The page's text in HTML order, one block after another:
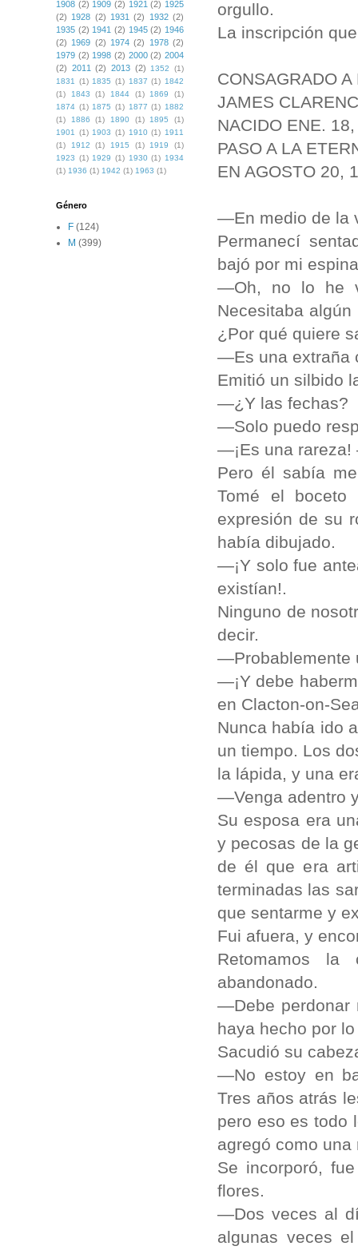
orgullo.
La inscripción
CONSAGRADO
JAMES
NACIDO ENE.
PASO A LA
EN AGOSTO 20,
—En medio de la
Permanecí
bajó por mi
—Oh, no lo he
Necesitaba
¿Por qué quiere
—Es una extraña
Emitió un silbido
—¿Y las fechas?
—Solo puedo
—¡Es una
Pero él sabía
Tomé el
expresión de su
había dibujado.
—¡Y solo fue
existían!.
Ninguno de
decir.
—Probablemente
—¡Y debe
en Clacton-on-
Nunca había ido
un tiempo. Los
la lápida, y una
—Venga adentro
Su esposa era
y pecosas de la
de él que era
terminadas las
que sentarme y
Fui afuera, y
Retomamos
abandonado.
—Debe perdonar
haya hecho por
Sacudió su
—No estoy en
Tres años atrás
pero eso es todo
agregó como
Se incorporó,
flores.
—Dos veces al
algunas veces
1908 (2) 1909 (2) 1921 (2) 1925
(2) 1928 (2) 1931 (2) 1932 (2)
1935 (2) 1941 (2) 1945 (2) 1946
(2) 1969 (2) 1974 (2) 1978 (2)
1979 (2) 1998 (2) 2000 (2) 2004
(2) 2011 (2) 2013 (2) 1352
(1)
1831 (1) 1835 (1) 1837 (1) 1842
(1)
1843 (1) 1844 (1) 1869
(1)
1874 (1) 1875 (1) 1877 (1) 1882
(1)
1886 (1) 1890 (1) 1895
(1)
1901 (1) 1903 (1) 1910 (1) 1911
(1)
1912 (1) 1915 (1) 1919
(1)
1923 (1) 1929 (1) 1930 (1) 1934
(1) 1936 (1) 1942 (1) 1963 (1)
Género
F (124)
M (399)